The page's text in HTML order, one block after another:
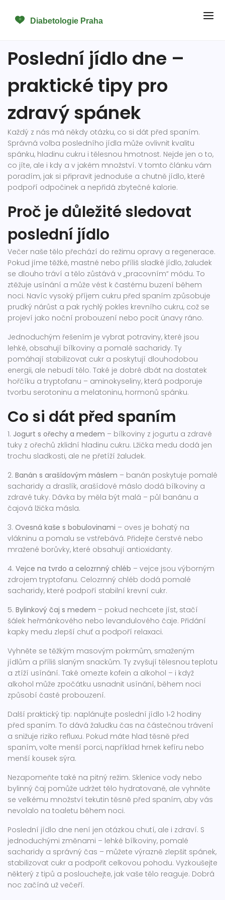
Poslední jídlo dne –
praktické tipy pro
zdravý spánek
Každý z nás má někdy otázku, co si dát před spaním.
Správná volba posledního jídla může ovlivnit kvalitu
spánku, hladinu cukru i tělesnou hmotnost. Nejde jen o to,
co jíte, ale i kdy a v jakém množství. V tomto článku vám
poradím, jak si připravit jednoduše a chutně jídlo, které
podpoří odpočinek a nepřidá zbytečné kalorie.
Proč je důležité sledovat
poslední jídlo
Večer naše tělo přechází do režimu opravy a regenerace.
Pokud jíme těžké, mastné nebo příliš sladké jídlo, žaludek
se dlouho tráví a tělo zůstává v „pracovním“ módu. To
ztěžuje usínání a může vést k častému buzení během
noci. Navíc vysoký příjem cukru před spaním způsobuje
prudký nárůst a pak rychlý pokles krevního cukru, což se
projeví jako noční probouzení nebo pocit únavy ráno.
Jednoduchým řešením je vybrat potraviny, které jsou
lehké, obsahují bílkoviny a pomalé sacharidy. Ty
pomáhají stabilizovat cukr a poskytují dlouhodobou
energii, ale nebudí tělo. Také je dobré dbát na dostatek
hořčíku a tryptofanu – aminokyseliny, která podporuje
tvorbu serotoninu a melatoninu, hormonů spánku.
Co si dát před spaním
1. Jogurt s ořechy a medem – bílkoviny z jogurtu a zdravé
tuky z ořechů zklidní hladinu cukru. Lžička medu dodá jen
trochu sladkosti, ale ne přetíží žaludek.
2. Banán s arašídovým máslem – banán poskytuje pomalé
sacharidy a draslík, arašídové máslo dodá bílkoviny a
zdravé tuky. Dávka by měla být malá – půl banánu a
čajová lžička másla.
3. Ovesná kaše s bobulovinami – oves je bohatý na
vlákninu a pomalu se vstřebává. Přidejte čerstvé nebo
mražené borůvky, které obsahují antioxidanty.
4. Vejce na tvrdo a celozrnný chléb – vejce jsou výborným
zdrojem tryptofanu. Celozrnný chléb dodá pomalé
sacharidy, které podpoří stabilní krevní cukr.
5. Bylinkový čaj s medem – pokud nechcete jíst, stačí
šálek heřmánkového nebo levandulového čaje. Přidání
kapky medu zlepší chuť a podpoří relaxaci.
Vyhněte se těžkým masovým pokrmům, smaženým
jídlům a příliš slaným snackům. Ty zvyšují tělesnou teplotu
a ztíží usínání. Také omezte kofein a alkohol – i když
alkohol může zpočátku usnadnit usínání, během noci
způsobí časté probouzení.
Další praktický tip: naplánujte poslední jídlo 1‑2 hodiny
před spaním. To dává žaludku čas na částečnou trávení
a snižuje riziko refluxu. Pokud máte hlad těsně před
spaním, volte menší porci, například hrnek kefíru nebo
menší kousek sýra.
Nezapomeňte také na pitný režim. Sklenice vody nebo
bylinný čaj pomůže udržet tělo hydratované, ale vyhněte
se velkému množství tekutin těsně před spaním, aby vás
nevolalo na toaletu během noci.
Poslední jídlo dne není jen otázkou chutí, ale i zdraví. S
jednoduchými změnami – lehké bílkoviny, pomalé
sacharidy a správný čas – můžete výrazně zlepšit spánek,
stabilizovat cukr a podpořit celkovou pohodu. Vyzkoušejte
některý z tipů a poslouchejte, jak vaše tělo reaguje. Dobrá
noc začíná už večeří.